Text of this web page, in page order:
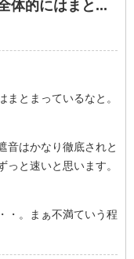
体的にはまと...
とまっているなと。
音はかなり徹底されと
っと速いと思います。
・。まぁ不満ていう程